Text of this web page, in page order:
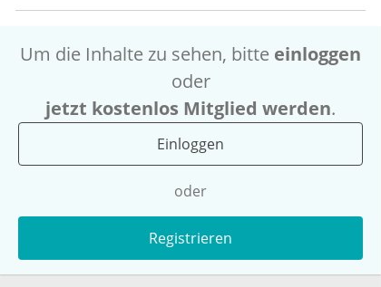
Um die Inhalte zu sehen, bitte einloggen
oder
jetzt kostenlos Mitglied werden.
Einloggen
oder
Registrieren